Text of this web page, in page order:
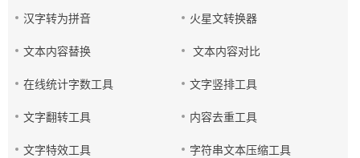
汉字转为拼音 火星文转换器
文本内容替换 文本内容对比
在线统计字数工具 文字竖排工具
文字翻转工具 内容去重工具
文字特效工具 字符串文本压缩工具